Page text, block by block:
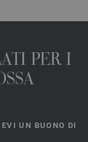
PER I
UN BUONO DI